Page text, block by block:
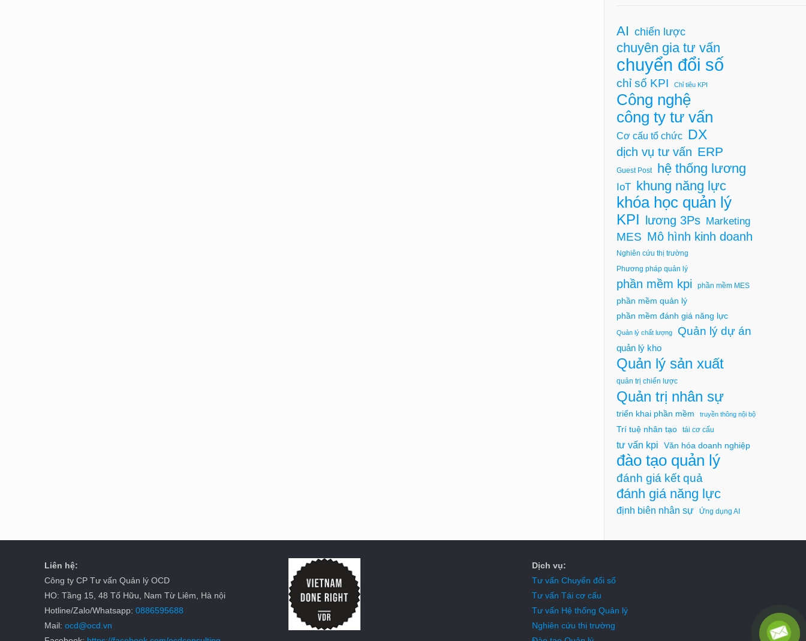
AI chiến lược
chuyên gia tư vấn
chuyển đổi số
chỉ số KPI Chỉ tiêu KPI
Công nghệ
công ty tư vấn
Cơ cấu tổ chức DX
dịch vụ tư vấn ERP
Guest Post hệ thống lương
IoT khung năng lực
khóa học quản lý
KPI lương 3Ps Marketing
MES Mô hình kinh doanh
Nghiên cứu thị trường
Phương pháp quản lý
phần mềm kpi phần mềm MES
phần mềm quản lý
phần mềm đánh giá năng lực
Quản lý chất lượng Quản lý dự án
quản lý kho
Quản lý sản xuất
quản trị chiến lược
Quản trị nhân sự
triển khai phần mềm truyền thông nội bộ
Trí tuệ nhân tạo tái cơ cấu
tư vấn kpi Văn hóa doanh nghiệp
đào tạo quản lý
đánh giá kết quả
đánh giá năng lực
định biên nhân sự Ứng dụng AI
Liên hệ:
Công ty CP Tư vấn Quản lý OCD
HO: Tầng 15, 48 Tố Hữu, Nam Từ Liêm, Hà nội
Hotline/Zalo/Whatsapp:0886595688
Mail:ocd@ocd.vn
Dịch vụ:
Tư vấn Chuyển đổi số
Tư vấn Tái cơ cấu
Tư vấn Hệ thống Quản lý
Nghiên cứu thị trường